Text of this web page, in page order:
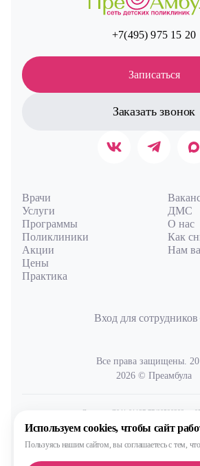
+7(495) 975 15 20
Записаться
Заказать звонок
Врачи
Услуги
Программы
Поликлиники
Акции
Цены
Практика
ДМС
О нас
Как
Нам
Вход для сотрудников
Все права защищены.
2026 © Преамбула
Лицензия Л041-01137-77/00590289 от
выдана Министерством здравоохранения
Используем cookies, чтобы сайт
Пользуясь нашим сайтом,вы соглашаетесь с тем, что